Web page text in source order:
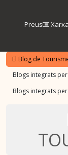
Preus
El Blog de
Blogs integrats
Blogs integrats